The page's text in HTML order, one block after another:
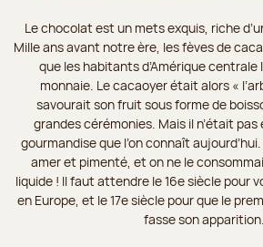
Le chocolat est un mets exquis, riche
Mille ans avant notre ère, les fèves de
que les habitants d’Amérique centrale
monnaie. Le cacaoyer était alors «
savourait son fruit sous forme de
grandes cérémonies. Mais il n’était
gourmandise que l’on connaît
amer et pimenté, et on ne le
liquide ! Il faut attendre le 16e siècle pour
en Europe, et le 17e siècle pour que le
fasse son apparition.